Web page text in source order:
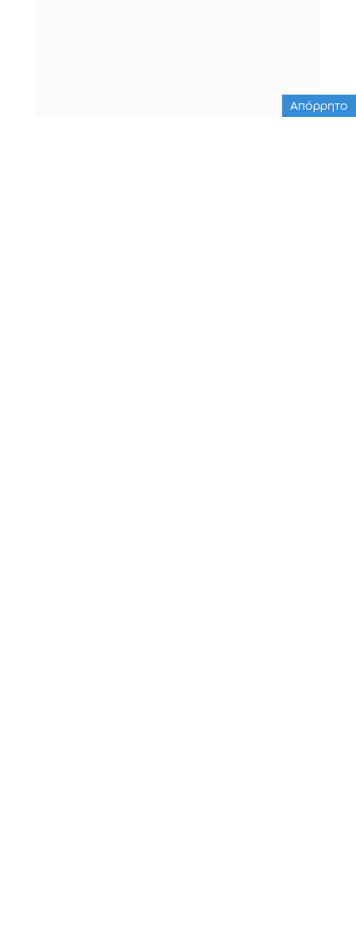
Απόρρητο